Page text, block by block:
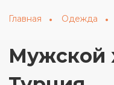
Главная Одежда
Мужской